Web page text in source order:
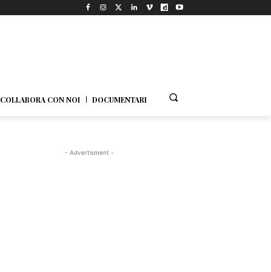
COLLABORA CON NOI DOCUMENTARI
- Advertisment -